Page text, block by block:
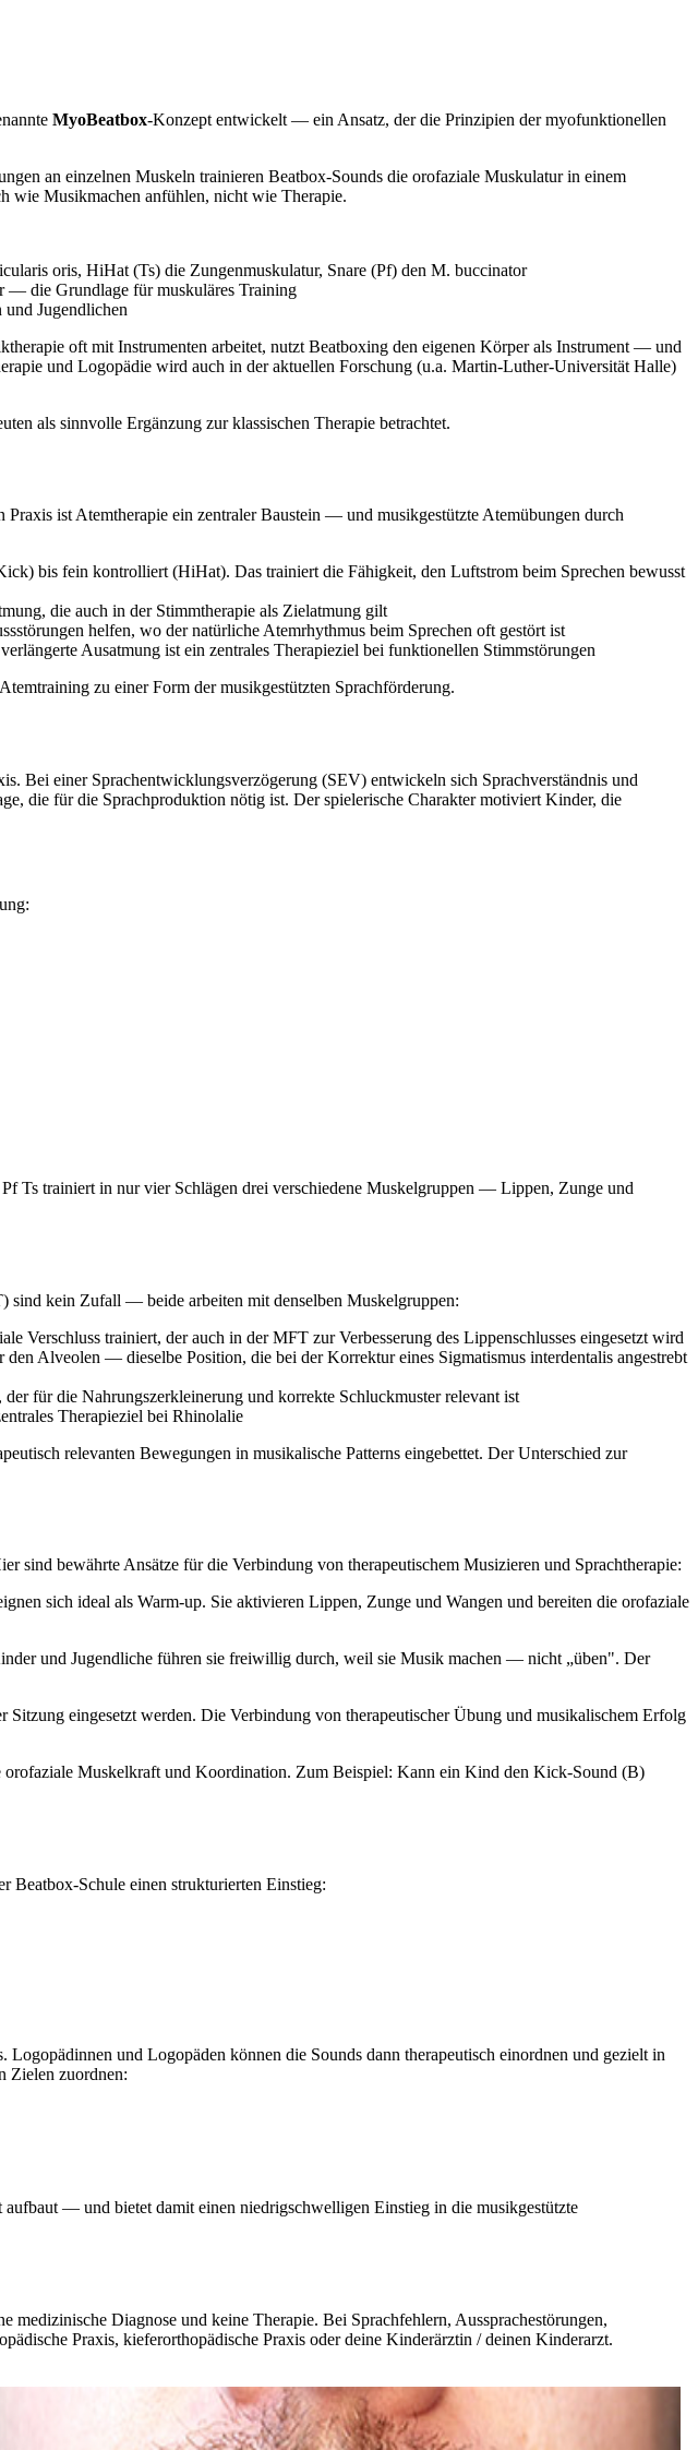
MyoBeatbox-Konzept entwickelt — ein Ansatz, der die Prinzipien der myofunktionellen
an einzelnen Muskeln trainieren Beatbox-Sounds die orofaziale Muskulatur in einem
wie Musikmachen anfühlen, nicht wie Therapie.
oris, HiHat (Ts) die Zungenmuskulatur, Snare (Pf) den M. buccinator
— die Grundlage für muskuläres Training
Jugendlichen
oft mit Instrumenten arbeitet, nutzt Beatboxing den eigenen Körper als Instrument — und
und Logopädie wird auch in der aktuellen Forschung (u.a. Martin-Luther-Universität Halle)
als sinnvolle Ergänzung zur klassischen Therapie betrachtet.
ist Atemtherapie ein zentraler Baustein — und musikgestützte Atemübungen durch
bis fein kontrolliert (HiHat). Das trainiert die Fähigkeit, den Luftstrom beim Sprechen bewusst
die auch in der Stimmtherapie als Zielatmung gilt
helfen, wo der natürliche Atemrhythmus beim Sprechen oft gestört ist
Ausatmung ist ein zentrales Therapieziel bei funktionellen Stimmstörungen
zu einer Form der musikgestützten Sprachförderung.
Bei einer Sprachentwicklungsverzögerung (SEV) entwickeln sich Sprachverständnis und
die für die Sprachproduktion nötig ist. Der spielerische Charakter motiviert Kinder, die
Ts trainiert in nur vier Schlägen drei verschiedene Muskelgruppen — Lippen, Zunge und
sind kein Zufall — beide arbeiten mit denselben Muskelgruppen:
Verschluss trainiert, der auch in der MFT zur Verbesserung des Lippenschlusses eingesetzt wird
Alveolen — dieselbe Position, die bei der Korrektur eines Sigmatismus interdentalis angestrebt
für die Nahrungszerkleinerung und korrekte Schluckmuster relevant ist
Therapieziel bei Rhinolalie
relevanten Bewegungen in musikalische Patterns eingebettet. Der Unterschied zur
sind bewährte Ansätze für die Verbindung von therapeutischem Musizieren und Sprachtherapie:
sich ideal als Warm-up. Sie aktivieren Lippen, Zunge und Wangen und bereiten die orofaziale
und Jugendliche führen sie freiwillig durch, weil sie Musik machen — nicht „üben". Der
eingesetzt werden. Die Verbindung von therapeutischer Übung und musikalischem Erfolg
Muskelkraft und Koordination. Zum Beispiel: Kann ein Kind den Kick-Sound (B)
Beatbox-Schule einen strukturierten Einstieg:
und Logopäden können die Sounds dann therapeutisch einordnen und gezielt in
Zielen zuordnen:
— und bietet damit einen niedrigschwelligen Einstieg in die musikgestützte
Diagnose und keine Therapie. Bei Sprachfehlern, Aussprachestörungen,
Praxis, kieferorthopädische Praxis oder deine Kinderärztin / deinen Kinderarzt.